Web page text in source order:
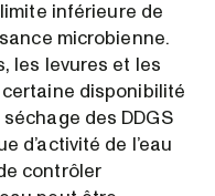
inférieure de
microbienne.
les levures et les
disponibilité
des DDGS
d’activité de l’eau
contrôler